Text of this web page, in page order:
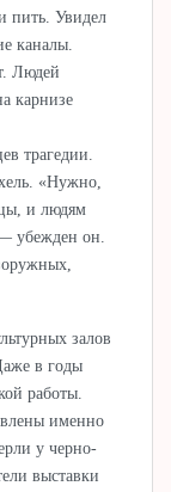
пить. Увидел
каналы.
Людей
карнизе
трагедии.
«Нужно,
и людям
убежден он.
залов
в годы
работы.
именно
у черно-
выставки